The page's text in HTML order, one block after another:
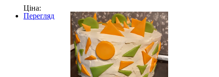
Ціна:
Перегляд